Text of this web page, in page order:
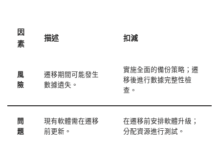
因
素
描述 扣減
風
險
遷移期間可能發生
數據遺失。
實施全面的備份策略；遷
移後進行數據完整性檢
查。
問
題
現有軟體需在遷移
前更新。
在遷移前安排軟體升級；
分配資源進行測試。